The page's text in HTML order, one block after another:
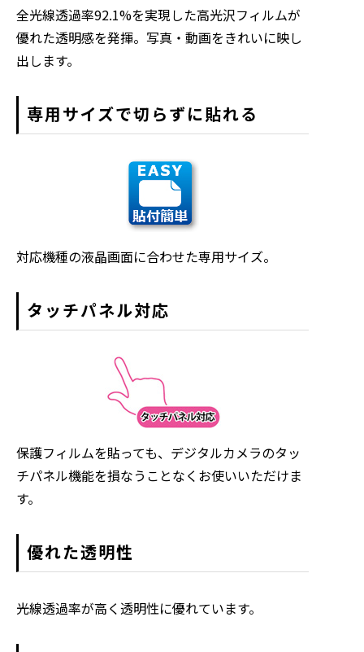
全光線透過率92.1%を実現した高光沢フィルムが
優れた透明感を発揮。写真・動画をきれいに映し
出します。
専用サイズで切らずに貼れる
対応機種の液晶画面に合わせた専用サイズ。
タッチパネル対応
保護フィルムを貼っても、デジタルカメラのタッ
チパネル機能を損なうことなくお使いいただけま
す。
優れた透明性
光線透過率が高く透明性に優れています。